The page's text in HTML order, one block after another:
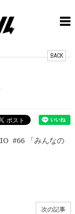
BACK
#66 「みんなの
次の記事